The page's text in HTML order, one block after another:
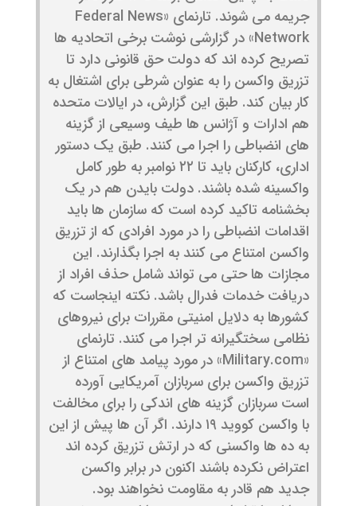
جریمه می شوند. تارنمای «Federal News
Network» در گزارشی نوشت برخی اتحادیه ها
تصریح کرده اند که دولت حق قانونی دارد تا
تزریق واکسن را به عنوان شرطی برای اشتغال به
کار بیان کند. طبق این گزارش، در ایالات متحده
هم ادارات و آژانس ها طیف وسیعی از گزینه
های انضباطی را اجرا می کنند. طبق یک دستور
اداری، کارکنان باید تا ۲۲ نوامبر به طور کامل
واکسینه شده باشند. دولت بایدن هم در یک
بخشنامه تاکید کرده است که سازمان ها باید
اقدامات انضباطی را در مورد افرادی که از تزریق
واکسن امتناع می کنند به اجرا بگذارند. این
مجازات ها حتی می تواند شامل حذف افراد از
دریافت خدمات فدرال باشد. نکته اینجاست که
کشورها به دلایل امنیتی مقررات برای نیروهای
نظامی سختگیرانه تر اجرا می کنند. تارنمای
«Military.com» در مورد پیامد های امتناع از
تزریق واکسن برای سربازان آمریکایی آورده
است سربازان گزینه های اندکی را برای مخالفت
با واکسن کووید ۱۹ دارند. اگر آن ها پیش از این
به ده ها واکسنی که در ارتش تزریق کرده اند
اعتراض نکرده باشند اکنون در برابر واکسن
جدید هم قادر به مقاومت نخواهند بود.